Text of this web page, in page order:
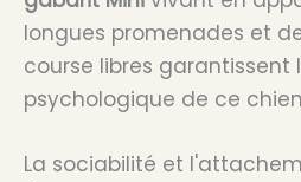
longues promenades et
course libres garantissent
psychologique de ce
La sociabilité et